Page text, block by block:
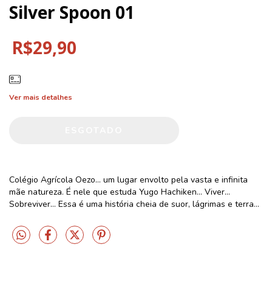
Silver Spoon 01
R$29,90
Ver mais detalhes
Colégio Agrícola Oezo… um lugar envolto pela vasta e infinita
mãe natureza. É nele que estuda Yugo Hachiken… Viver
Sobreviver… Essa é uma história cheia de suor, lágrimas e terra